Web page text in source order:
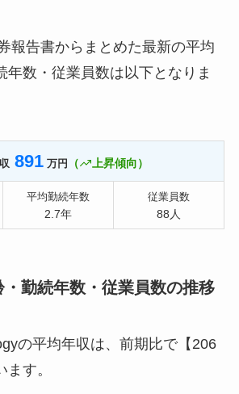
報告書からまとめた最新の平均
年数・従業員数は以下となりま
891 万円 （ 上昇傾向）
平均勤続年数
2.7年
従業員数
88人
勤続年数・従業員数の推移
の平均年収は、前期比で【206
す。